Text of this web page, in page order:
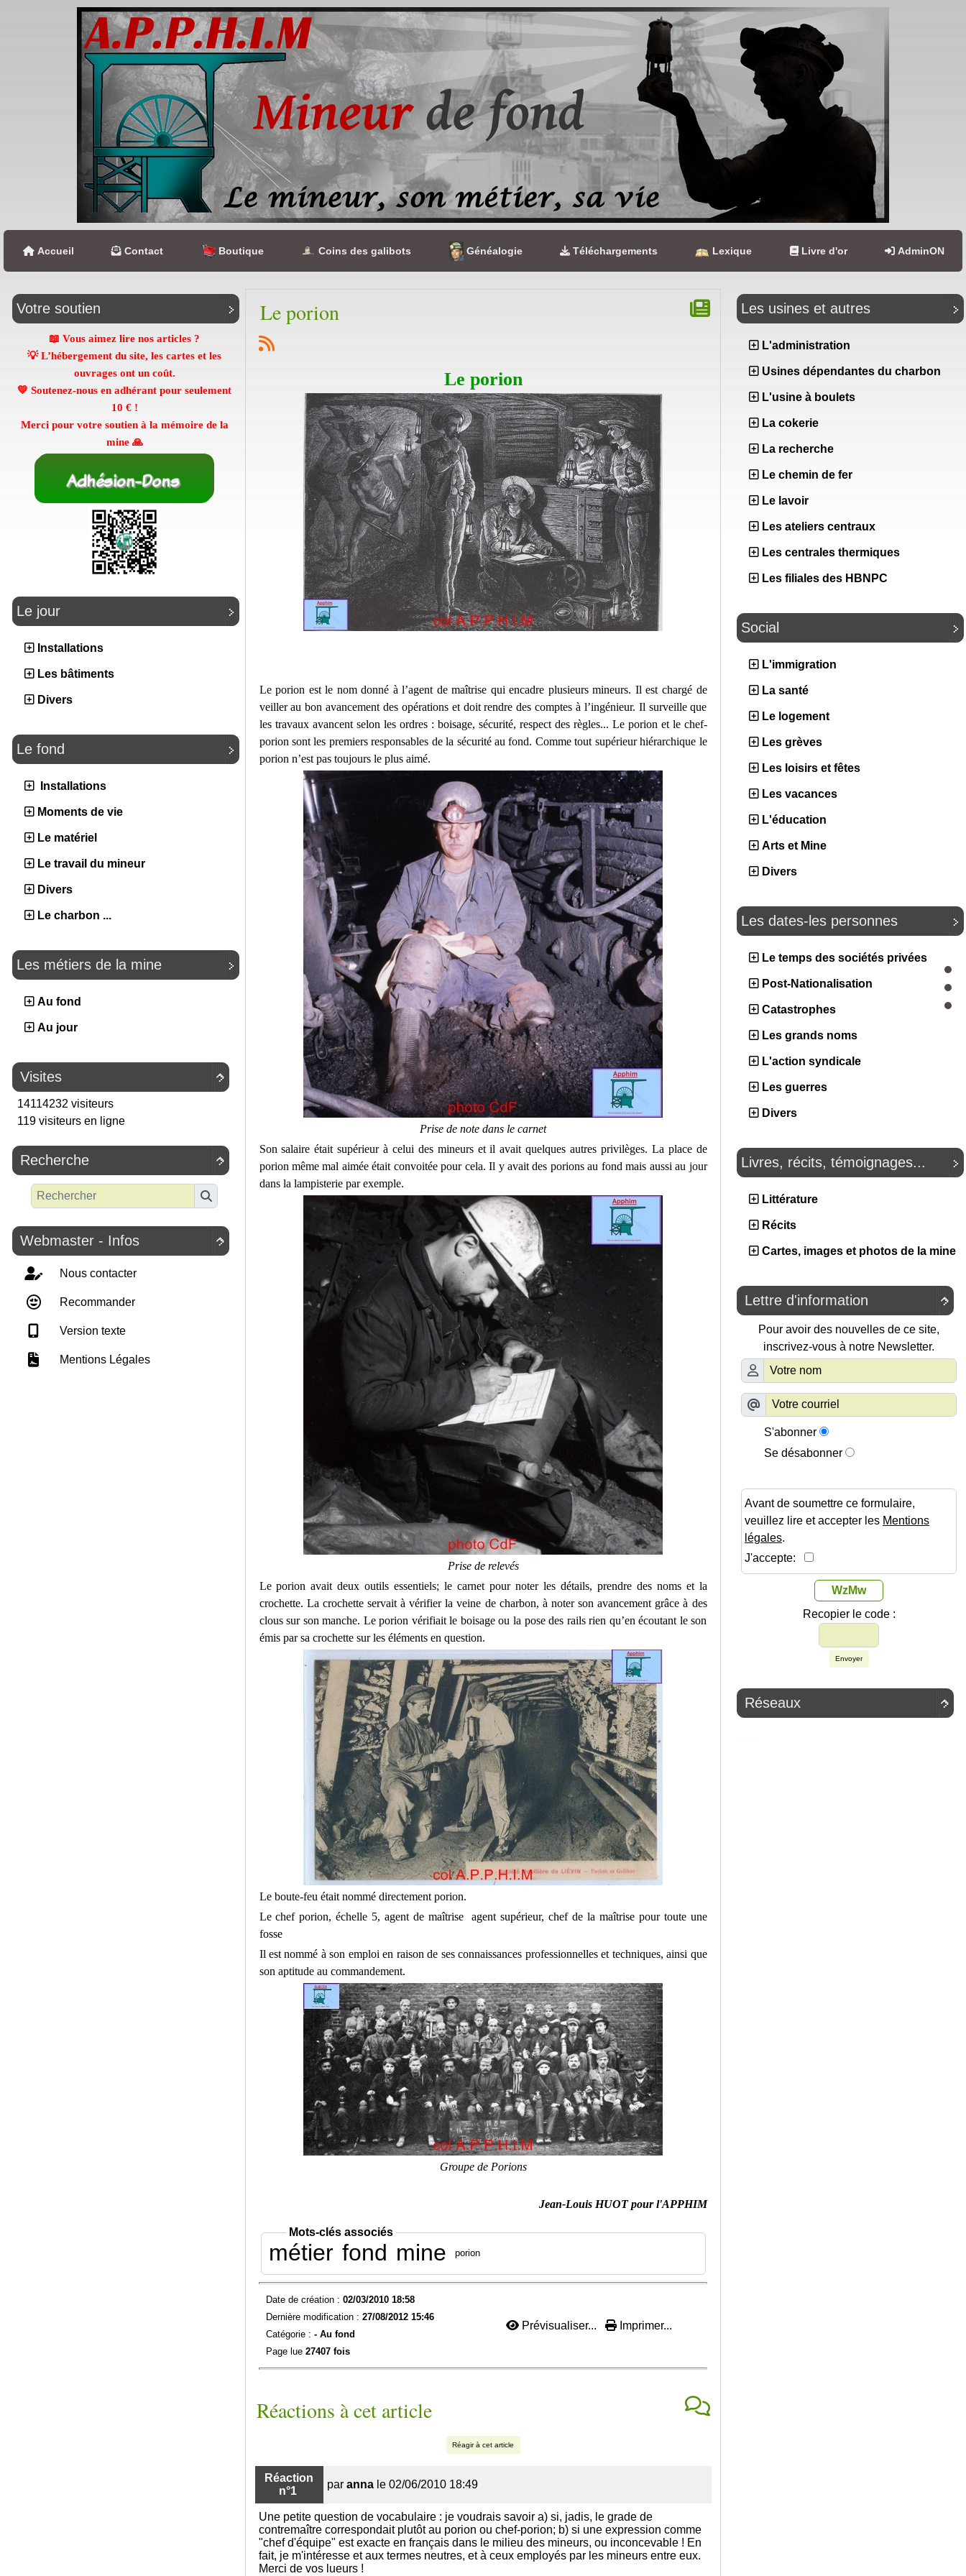
Accueil Contact Boutique Coins des galibots Généalogie Téléchargements Lexique Livre d'or AdminON
Votre soutien
📖 Vous aimez lire nos articles ?
💡 L’hébergement du site, les cartes et les
ouvrages ont un coût.
💛 Soutenez-nous en adhérant pour seulement
10 €!
Merci pour votre soutien à la mémoire de la
mine 🙏
Le jour
Installations
Les bâtiments
Divers
Le fond
Installations
Moments de vie
Le matériel
Le travail du mineur
Divers
Le charbon ...
Les métiers de la mine
Au fond
Au jour

Visites
14114232 visiteurs
119 visiteurs en ligne

Recherche

Webmaster - Infos
Nous contacter
Recommander
Version texte
Mentions Légales
Le porion
Le porion
Le porion est le nom donné à l’agent de maîtrise qui encadre plusieurs mineurs. Il est chargé de
veiller au bon avancement des opérations et doit rendre des comptes à l’ingénieur. Il surveille que
les travaux avancent selon les ordres : boisage, sécurité, respect des règles... Le porion et le chef-
porion sont les premiers responsables de la sécurité au fond. Comme tout supérieur hiérarchique le
porion n’est pas toujours le plus aimé.
Prise de note dans le carnet
Son salaire était supérieur à celui des mineurs et il avait quelques autres privilèges. La place de
porion même mal aimée était convoitée pour cela. Il y avait des porions au fond mais aussi au jour
dans la lampisterie par exemple.
Prise de relevés
Le porion avait deux outils essentiels; le carnet pour noter les détails, prendre des noms et la
crochette. La crochette servait à vérifier la veine de charbon, à noter son avancement grâce à des
clous sur son manche. Le porion vérifiait le boisage ou la pose des rails rien qu’en écoutant le son
émis par sa crochette sur les éléments en question.
Le boute-feu était nommé directement porion.
Le chef porion, échelle 5, agent de maîtrise agent supérieur, chef de la maîtrise pour toute une
fosse
Il est nommé à son emploi en raison de ses connaissances professionnelles et techniques, ainsi que
son aptitude au commandement.
Groupe de Porions
Jean-Louis HUOT pour l'APPHIM
Mots-clés associés
métier fond mine porion
Date de création : 02/03/2010 18:58
Dernière modification : 27/08/2012 15:46
Catégorie : - Au fond
Page lue 27407 fois
Prévisualiser... Imprimer...
Réactions à cet article
Réagir à cet article
Réaction
n°1
par anna le 02/06/2010 18:49
Une petite question de vocabulaire : je voudrais savoir a) si, jadis, le grade de
contremaître correspondait plutôt au porion ou chef-porion; b) si une expression comme
"chef d'équipe" est exacte en français dans le milieu des mineurs, ou inconcevable ! En
fait, je m'intéresse et aux termes neutres, et à ceux employés par les mineurs entre eux.
Merci de vos lueurs !
Les usines et autres
L'administration
Usines dépendantes du charbon
L'usine à boulets
La cokerie
La recherche
Le chemin de fer
Le lavoir
Les ateliers centraux
Les centrales thermiques
Les filiales des HBNPC
Social
L'immigration
La santé
Le logement
Les grèves
Les loisirs et fêtes
Les vacances
L'éducation
Arts et Mine
Divers
Les dates-les personnes
Le temps des sociétés privées
Post-Nationalisation
Catastrophes
Les grands noms
L'action syndicale
Les guerres
Divers
Livres, récits, témoignages...
Littérature
Récits
Cartes, images et photos de la mine

Lettre d'information
Pour avoir des nouvelles de ce site,
inscrivez-vous à notre Newsletter.
S'abonner
Se désabonner
Avant de soumettre ce formulaire,
veuillez lire et accepter les Mentions
légales.
J'accepte:
WzMw
Recopier le code :
Envoyer

Réseaux